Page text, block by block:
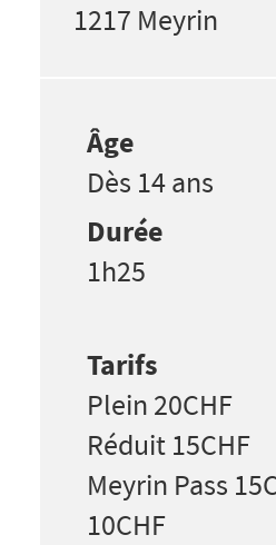
1217 Meyrin
Âge
Dès 14 ans
Durée
1h25
Tarifs
Plein 20CHF
Réduit 15CHF
Meyrin Pass
10CHF